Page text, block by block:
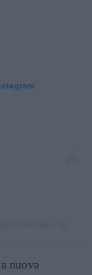
nuova